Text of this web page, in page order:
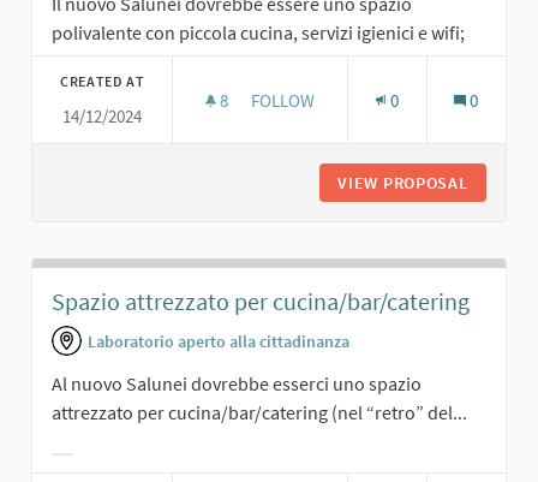
polivalente con piccola cucina, servizi igienici e wifi;
CREATED AT
14/12/2024
8 8 FOLLOWERS
FOLLOW 0 0
VIEW PROPOSAL
Spazio attrezzato per cucina/bar/catering
Laboratorio aperto alla cittadinanza
Al nuovo Salunei dovrebbe esserci uno spazio
attrezzato per cucina/bar/catering (nel “retro” del...